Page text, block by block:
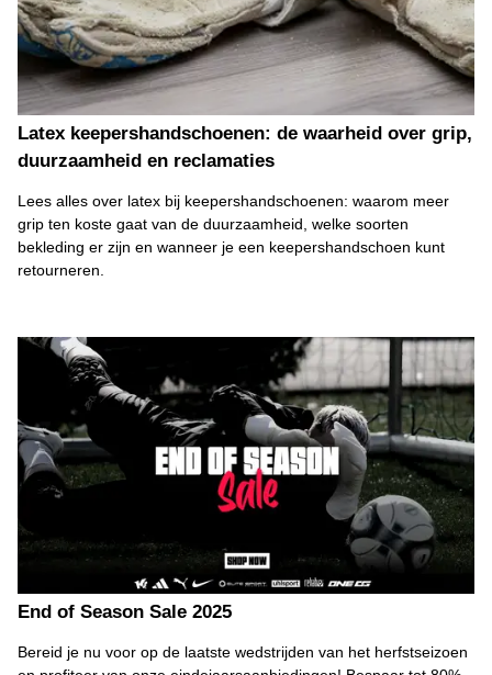
Latex keepershandschoenen: de waarheid over grip,
duurzaamheid en reclamaties
Lees alles over latex bij keepershandschoenen: waarom meer
grip ten koste gaat van de duurzaamheid, welke soorten
bekleding er zijn en wanneer je een keepershandschoen kunt
retourneren.
End of Season Sale 2025
Bereid je nu voor op de laatste wedstrijden van het herfstseizoen